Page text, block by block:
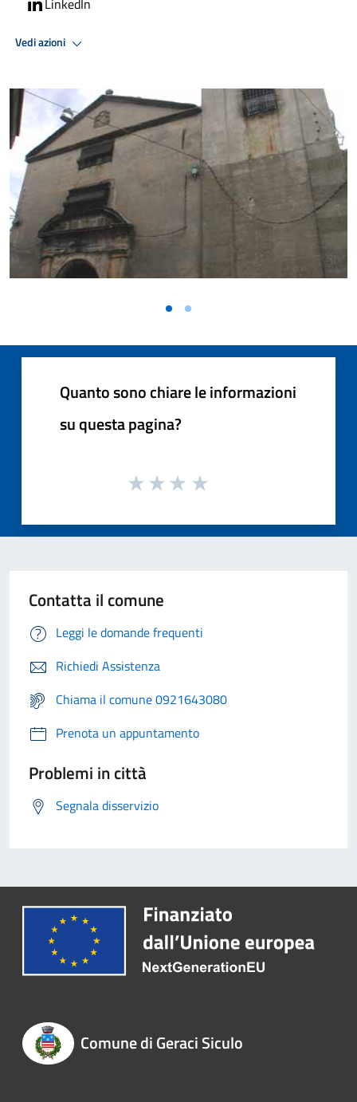
Vedi azioni
Quanto sono chiare le informazioni
su questa pagina?
Contatta il comune
Leggi le domande frequenti
Richiedi Assistenza
Chiama il comune 0921643080
Prenota un appuntamento
Problemi in città
Segnala disservizio
Comune di Geraci Siculo